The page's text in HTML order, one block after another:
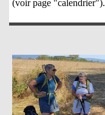
(voir page "calendrier").